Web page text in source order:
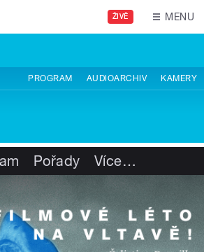
ŽIVĚ MENU
PROGRAM AUDIOARCHIV KAMERY
Pořady Více…